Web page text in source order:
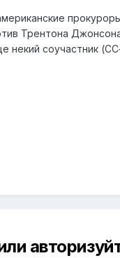
Трентона
соучастник